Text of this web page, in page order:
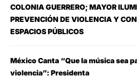
COLONIA GUERRERO; MAYOR
PREVENCIÓN DE VIOLENCIA Y
ESPACIOS PÚBLICOS
México Canta “Que la música sea
violencia”: Presidenta